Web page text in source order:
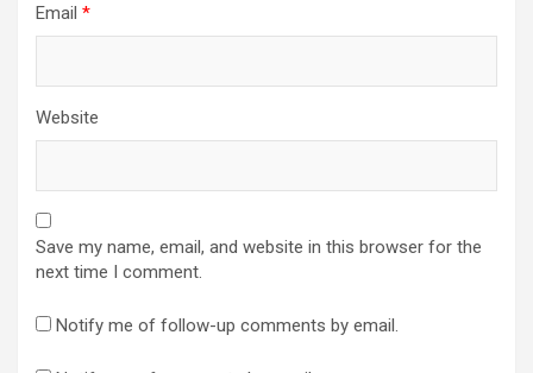
Email *
Website
Save my name, email, and website in this browser for the
next time I comment.
Notify me of follow-up comments by email.